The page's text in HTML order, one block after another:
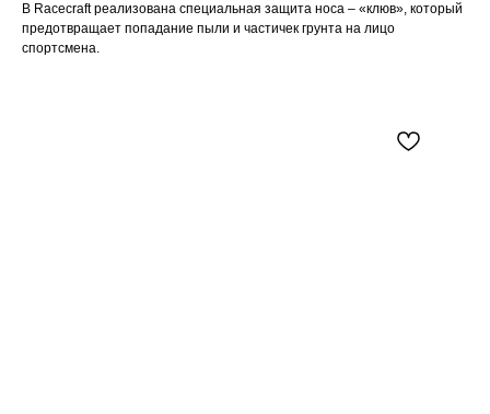
В Racecraft реализована специальная защита носа – «клюв», который
предотвращает попадание пыли и частичек грунта на лицо
спортсмена.